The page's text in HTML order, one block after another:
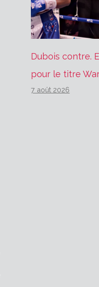
Dubois contre.
pour le titre
7 août 2026